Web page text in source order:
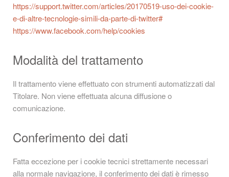
https://support.twitter.com/articles/20170519-uso-dei-cookie-
e-di-altre-tecnologie-simili-da-parte-di-twitter#
https://www.facebook.com/help/cookies
Modalità del trattamento
Il trattamento viene effettuato con strumenti automatizzati dal
Titolare. Non viene effettuata alcuna diffusione o
comunicazione.
Conferimento dei dati
Fatta eccezione per i cookie tecnici strettamente necessari
alla normale navigazione, il conferimento dei dati è rimesso